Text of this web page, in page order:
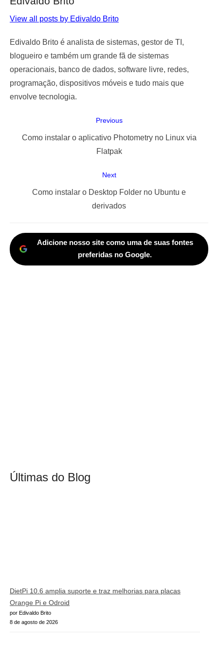
View all posts by Edivaldo Brito
Edivaldo Brito é analista de sistemas, gestor de TI,
blogueiro e também um grande fã de sistemas
operacionais, banco de dados, software livre, redes,
programação, dispositivos móveis e tudo mais que
envolve tecnologia.
Previous
Previous
Como instalar o aplicativo Photometry no Linux via
Flatpak
Next
Como instalar o Desktop Folder no Ubuntu e
derivados
Adicione nosso site como uma de suas fontes
preferidas no Google.
Últimas do Blog
DietPi 10.6 amplia suporte e traz melhorias para placas
Orange Pi e Odroid
por Edivaldo Brito
8 de agosto de 2026